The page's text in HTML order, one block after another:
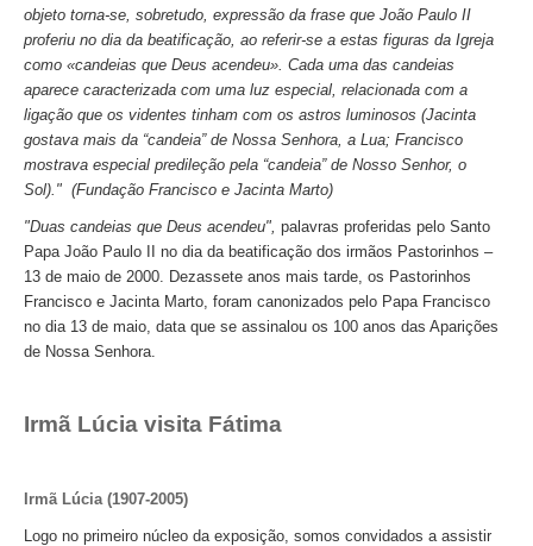
objeto torna-se, sobretudo, expressão da frase que João Paulo II
proferiu no dia da beatificação, ao referir-se a estas figuras da Igreja
como «candeias que Deus acendeu». Cada uma das candeias
aparece caracterizada com uma luz especial, relacionada com a
ligação que os videntes tinham com os astros luminosos (Jacinta
gostava mais da “candeia” de Nossa Senhora, a Lua; Francisco
mostrava especial predileção pela “candeia” de Nosso Senhor, o
Sol)." (Fundação Francisco e Jacinta Marto)
"Duas candeias que Deus acendeu", palavras proferidas pelo Santo
Papa João Paulo II no dia da beatificação dos irmãos Pastorinhos –
13 de maio de 2000. Dezassete anos mais tarde, os Pastorinhos
Francisco e Jacinta Marto, foram canonizados pelo Papa Francisco
no dia 13 de maio, data que se assinalou os 100 anos das Aparições
de Nossa Senhora.
Irmã Lúcia visita Fátima
Irmã Lúcia (1907-2005)
Logo no primeiro núcleo da exposição, somos convidados a assistir